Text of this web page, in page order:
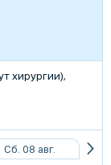
хирургии),
Сб. 08 авг.